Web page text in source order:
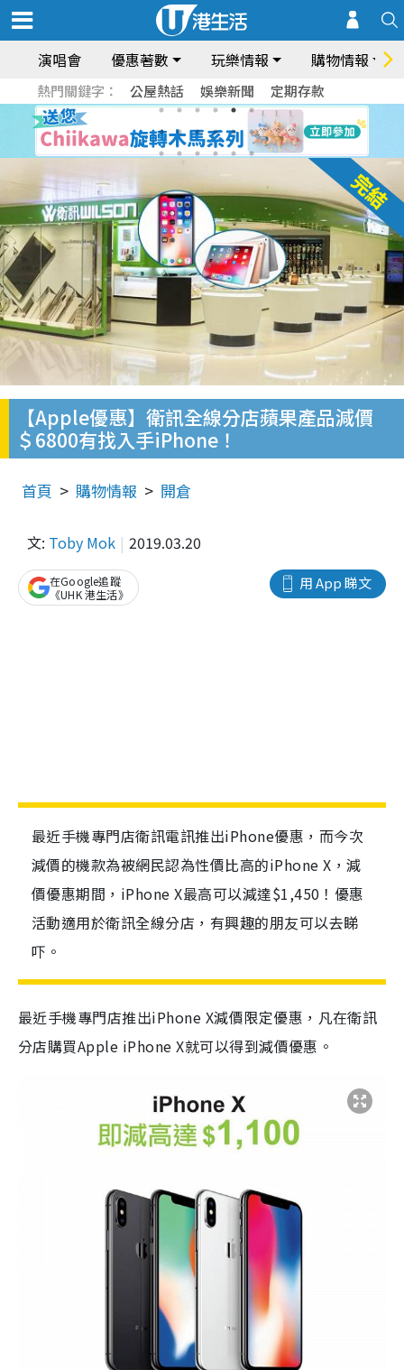
演唱會 優惠著數 玩樂情報 購物情報
熱門關鍵字： 公屋熱話 娛樂新聞 定期存款
【Apple優惠】衛訊全線分店蘋果產品減價
＄6800有找入手iPhone！
首頁 購物情報 開倉
文: Toby Mok 2019.03.20
用 App 睇文
在Google追蹤
《UHK 港生活》
最近手機專門店衛訊電訊推出iPhone優惠，而今次
減價的機款為被網民認為性價比高的iPhone X，減
價優惠期間，iPhone X最高可以減達$1,450！優惠
活動適用於衛訊全線分店，有興趣的朋友可以去睇
吓。
最近手機專門店推出iPhone X減價限定優惠，凡在衛訊
分店購買Apple iPhone X就可以得到減價優惠。